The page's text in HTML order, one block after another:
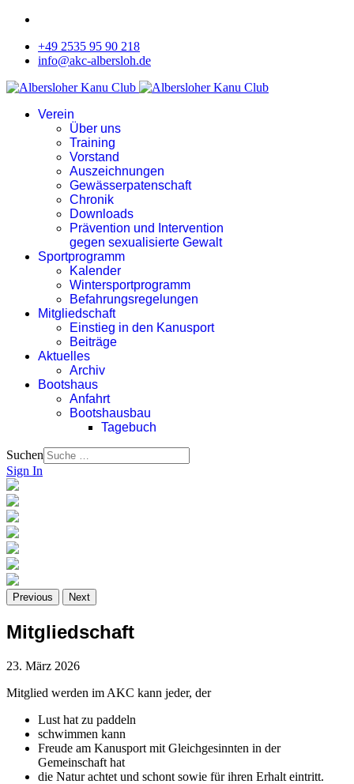
+49 2535 95 90 218
info@akc-albersloh.de
Verein
Über uns
Training
Vorstand
Auszeichnungen
Gewässerpatenschaft
Chronik
Downloads
Prävention und Intervention
gegen sexualisierte Gewalt
Sportprogramm
Kalender
Wintersportprogramm
Befahrungsregelungen
Mitgliedschaft
Einstieg in den Kanusport
Beiträge
Aktuelles
Archiv
Bootshaus
Anfahrt
Bootshausbau
Tagebuch
Suchen
Sign In
Previous Next
Mitgliedschaft
23. März 2026
Mitglied werden im AKC kann jeder, der
Lust hat zu paddeln
schwimmen kann
Freude am Kanusport mit Gleichgesinnten in der
Gemeinschaft hat
die Natur achtet und schont sowie für ihren Erhalt eintritt.